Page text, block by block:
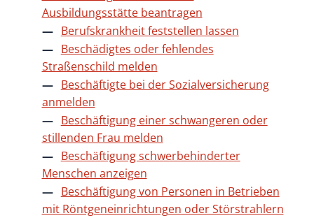
Ausbildungsstätte beantragen
Berufskrankheit feststellen lassen
Beschädigtes oder fehlendes
Straßenschild melden
Beschäftigte bei der Sozialversicherung
anmelden
Beschäftigung einer schwangeren oder
stillenden Frau melden
Beschäftigung schwerbehinderter
Menschen anzeigen
Beschäftigung von Personen in Betrieben
mit Röntgeneinrichtungen oder Störstrahlern